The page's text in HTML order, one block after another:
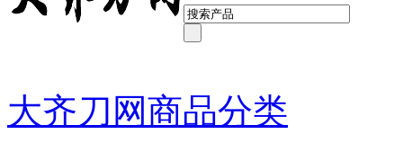
大齐刀网商品分类